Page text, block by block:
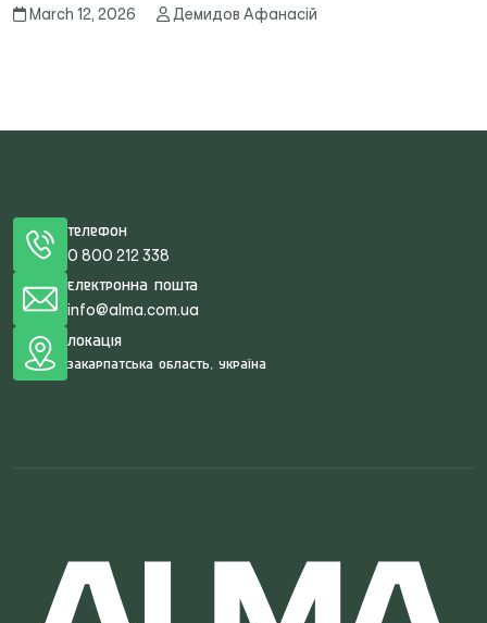
March 12, 2026 Демидов Афанасій
Телефон
0 800 212 338
Електронна пошта
info@alma.com.ua
Локація
Закарпатська область, Україна